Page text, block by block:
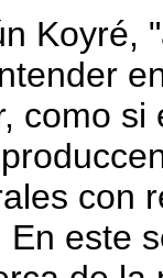
Koyré,
como
con
este